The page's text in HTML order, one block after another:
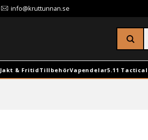
info@kruttunnan.se
Jakt & Fritid TillbehörVapendelar5.11 Tactical